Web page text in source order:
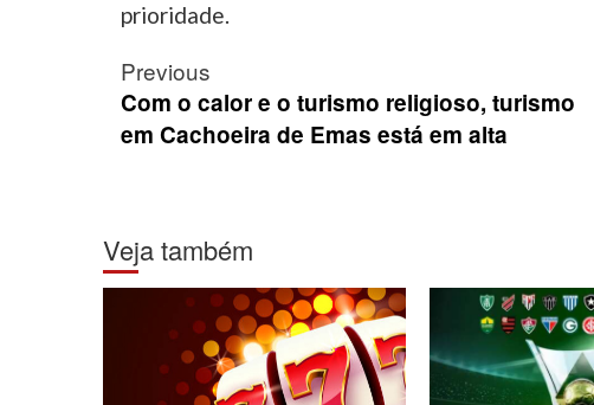
prioridade.
Post
navigation
Previous
Com o calor e o turismo religioso, turismo
em Cachoeira de Emas está em alta
Veja também